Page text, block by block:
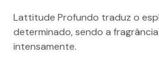
Lattitude Profundo traduz o
determinado, sendo a
intensamente.